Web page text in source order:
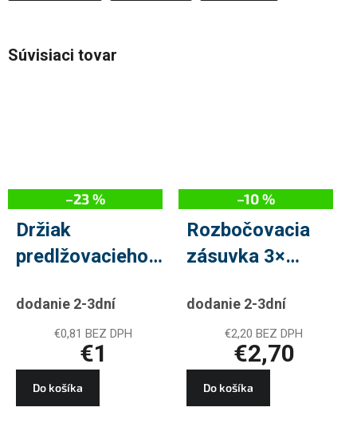
Súvisiaci tovar
–23 %
Držiak
predlžovacieho
zásuvky
dodanie 2-3dní
€0,81 BEZ DPH
€1
Do košíka
–10 %
Rozbočovacia
zásuvka 3×
dodanie 2-3dní
€2,20 BEZ DPH
€2,70
Do košíka